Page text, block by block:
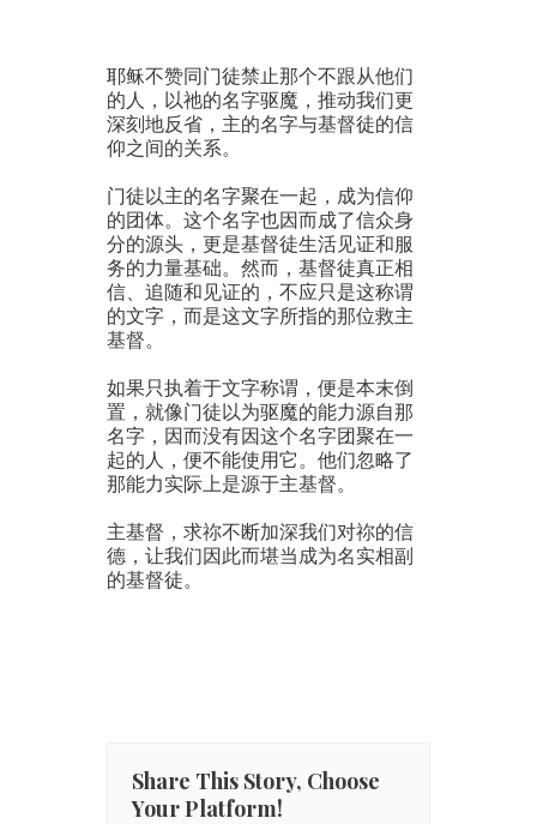
耶稣不赞同门徒禁止那个不跟从他们
的人，以祂的名字驱魔，推动我们更
深刻地反省，主的名字与基督徒的信
仰之间的关系。
门徒以主的名字聚在一起，成为信仰
的团体。这个名字也因而成了信众身
分的源头，更是基督徒生活见证和服
务的力量基础。然而，基督徒真正相
信、追随和见证的，不应只是这称谓
的文字，而是这文字所指的那位救主
基督。
如果只执着于文字称谓，便是本末倒
置，就像门徒以为驱魔的能力源自那
名字，因而没有因这个名字团聚在一
起的人，便不能使用它。他们忽略了
那能力实际上是源于主基督。
主基督，求祢不断加深我们对祢的信
德，让我们因此而堪当成为名实相副
的基督徒。
Share This Story, Choose
Your Platform!